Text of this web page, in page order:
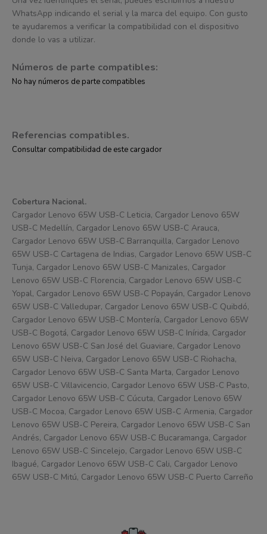
WhatsApp indicando el serial y la marca del equipo. Con gusto
te ayudaremos a verificar la compatibilidad con el dispositivo
donde lo vas a utilizar.
Números de parte compatibles:
No hay números de parte compatibles
Referencias compatibles.
Consultar compatibilidad de este cargador
Cobertura Nacional.
Cargador Lenovo 65W USB-C Leticia, Cargador Lenovo 65W
USB-C Medellín, Cargador Lenovo 65W USB-C Arauca,
Cargador Lenovo 65W USB-C Barranquilla, Cargador Lenovo
65W USB-C Cartagena de Indias, Cargador Lenovo 65W USB-C
Tunja, Cargador Lenovo 65W USB-C Manizales, Cargador
Lenovo 65W USB-C Florencia, Cargador Lenovo 65W USB-C
Yopal, Cargador Lenovo 65W USB-C Popayán, Cargador Lenovo
65W USB-C Valledupar, Cargador Lenovo 65W USB-C Quibdó,
Cargador Lenovo 65W USB-C Montería, Cargador Lenovo 65W
USB-C Bogotá, Cargador Lenovo 65W USB-C Inírida, Cargador
Lenovo 65W USB-C San José del Guaviare, Cargador Lenovo
65W USB-C Neiva, Cargador Lenovo 65W USB-C Riohacha,
Cargador Lenovo 65W USB-C Santa Marta, Cargador Lenovo
65W USB-C Villavicencio, Cargador Lenovo 65W USB-C Pasto,
Cargador Lenovo 65W USB-C Cúcuta, Cargador Lenovo 65W
USB-C Mocoa, Cargador Lenovo 65W USB-C Armenia, Cargador
Lenovo 65W USB-C Pereira, Cargador Lenovo 65W USB-C San
Andrés, Cargador Lenovo 65W USB-C Bucaramanga, Cargador
Lenovo 65W USB-C Sincelejo, Cargador Lenovo 65W USB-C
Ibagué, Cargador Lenovo 65W USB-C Cali, Cargador Lenovo
65W USB-C Mitú, Cargador Lenovo 65W USB-C Puerto Carreño